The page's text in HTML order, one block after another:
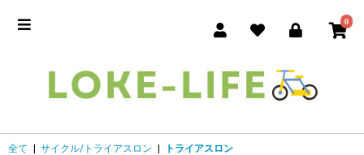
0
全て サイクル/トライアスロン トライアスロン